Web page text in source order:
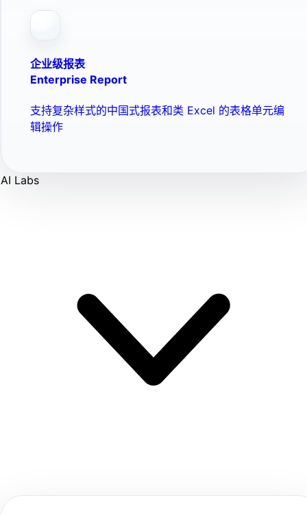
企业级报表
Enterprise Report
支持复杂样式的中国式报表和类 Excel 的表格单元编
辑操作
AI Labs